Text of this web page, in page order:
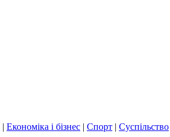
| Економіка і бізнес | Спорт | Суспільство